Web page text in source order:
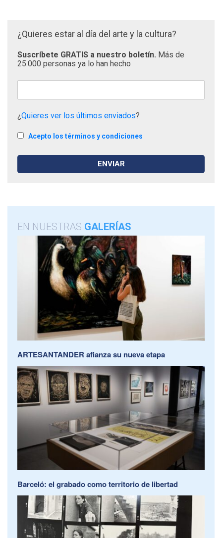
¿Quieres estar al día del arte y la cultura?
Suscríbete GRATIS a nuestro boletín. Más de
25.000 personas ya lo han hecho
¿Quieres ver los últimos enviados?
Acepto los términos y condiciones
EN NUESTRAS GALERÍAS
ARTESANTANDER afianza su nueva etapa
Barceló: el grabado como territorio de libertad